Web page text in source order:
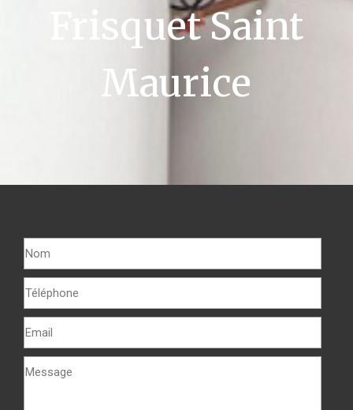
Frisquet Saint
Maurice